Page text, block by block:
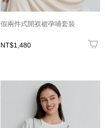
假兩件式開衩裙孕哺套裝
NT$1,480